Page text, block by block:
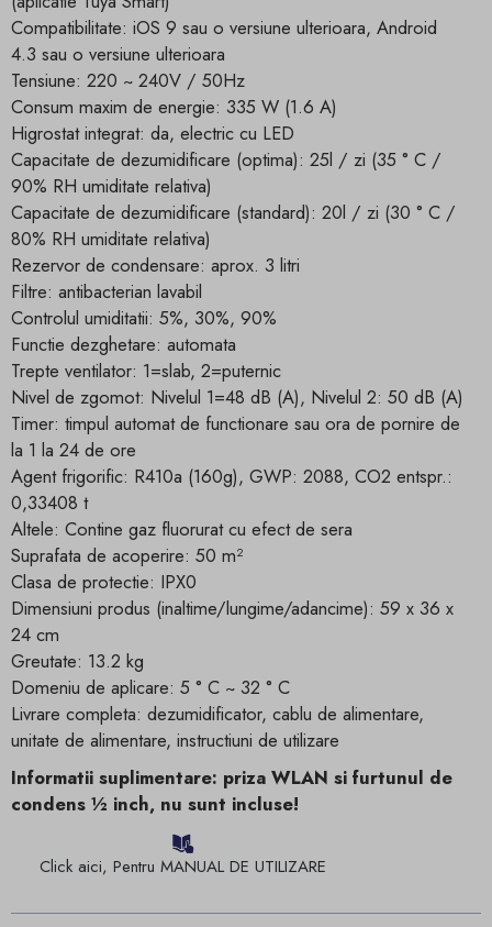
Compatibilitate: iOS 9 sau o versiune ulterioara, Android
4.3 sau o versiune ulterioara
Tensiune: 220 ~ 240V / 50Hz
Consum maxim de energie: 335 W (1.6 A)
Higrostat integrat: da, electric cu LED
Capacitate de dezumidificare (optima): 25l / zi (35 ° C /
90% RH umiditate relativa)
Capacitate de dezumidificare (standard): 20l / zi (30 ° C /
80% RH umiditate relativa)
Rezervor de condensare: aprox. 3 litri
Filtre: antibacterian lavabil
Controlul umiditatii: 5%, 30%, 90%
Functie dezghetare: automata
Trepte ventilator: 1=slab, 2=puternic
Nivel de zgomot: Nivelul 1=48 dB (A), Nivelul 2: 50 dB (A)
Timer: timpul automat de functionare sau ora de pornire de
la 1 la 24 de ore
Agent frigorific: R410a (160g), GWP: 2088, CO2 entspr.:
0,33408 t
Altele: Contine gaz fluorurat cu efect de sera
Suprafata de acoperire: 50 m²
Clasa de protectie: IPX0
Dimensiuni produs (inaltime/lungime/adancime): 59 x 36 x
24 cm
Greutate: 13.2 kg
Domeniu de aplicare: 5 ° C ~ 32 ° C
Livrare completa: dezumidificator, cablu de alimentare,
unitate de alimentare, instructiuni de utilizare
Informatii suplimentare: priza WLAN si furtunul de
condens ½ inch, nu sunt incluse!
Click aici, Pentru MANUAL DE UTILIZARE